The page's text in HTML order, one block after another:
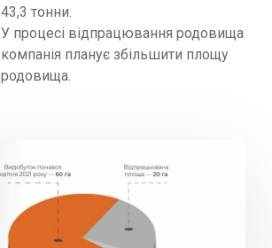
43,3 тонни.
У процесі відпрацювання родовища
компанія планує збільшити площу
родовища.